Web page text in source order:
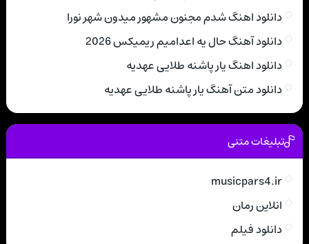
دانلود اهنگ شدم مجنون مشهور میدون شهر نورا
دانلود آهنگ حال یه اعدامیم ریمیکس 2026
دانلود اهنگ یار پاشنه طلایی عهدیه
دانلود متن آهنگ یار پاشنه طلایی عهدیه
تبلیغات متنی
musicpars4.ir
انلاین رمان
دانلود فیلم